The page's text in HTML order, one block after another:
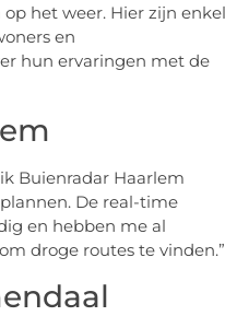
het weer. Hier zijn
en
hun ervaringen met de
Buienradar Haarlem
De real-time
en hebben me al
droge routes te vinden.”